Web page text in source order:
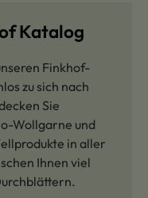
Katalog
Finkhof-
zu sich nach
Sie
Wollgarne und
in aller
Ihnen viel